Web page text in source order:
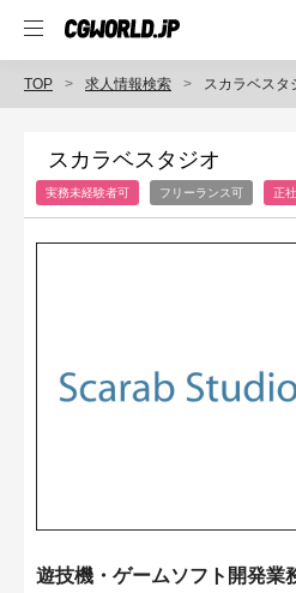
TOP 求人情報検索 スカラベスタ
スカラベスタジオ
実務未経験者可 フリーランス可 正
遊技機・ゲームソフト開発業